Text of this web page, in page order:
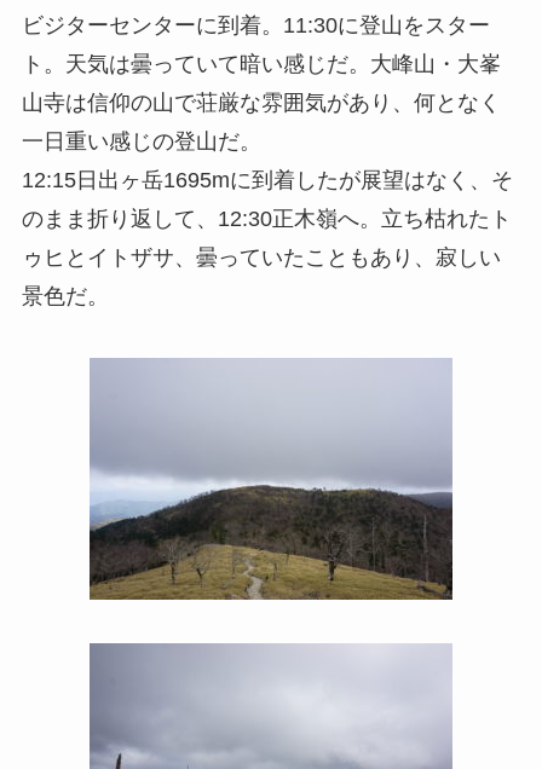
ビジターセンターに到着。11:30に登山をスター
ト。天気は曇っていて暗い感じだ。大峰山・大峯
山寺は信仰の山で荘厳な雰囲気があり、何となく
一日重い感じの登山だ。
12:15日出ヶ岳1695mに到着したが展望はなく、そ
のまま折り返して、12:30正木嶺へ。立ち枯れたト
ゥヒとイトザサ、曇っていたこともあり、寂しい
景色だ。